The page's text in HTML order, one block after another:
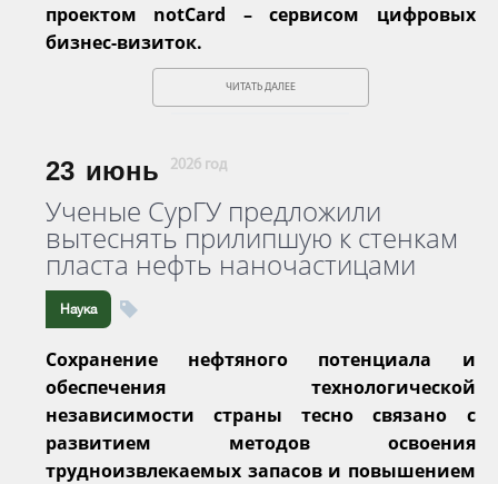
проектом notCard – сервисом цифровых
бизнес-визиток.
ЧИТАТЬ ДАЛЕЕ
23 июнь 2026 год
Ученые СурГУ предложили
вытеснять прилипшую к стенкам
пласта нефть наночастицами
Наука
Сохранение нефтяного потенциала и
обеспечения технологической
независимости страны тесно связано с
развитием методов освоения
трудноизвлекаемых запасов и повышением